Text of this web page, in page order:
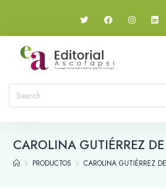
CAROLINA GUTIÉRREZ
PRODUCTOS CAROLINA GUTIÉRREZ